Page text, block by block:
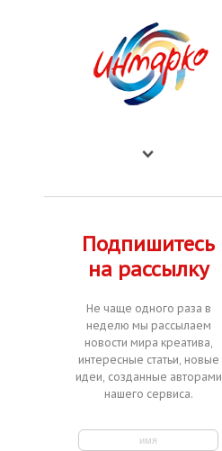
Подпишитесь
на рассылку
Не чаще одного раза в
неделю мы рассылаем
новости мира креатива,
интересные статьи, новые
идеи, созданные авторами
нашего сервиса.